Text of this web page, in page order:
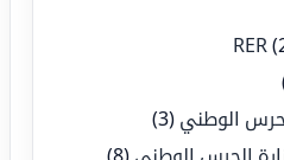
الوطني (3)